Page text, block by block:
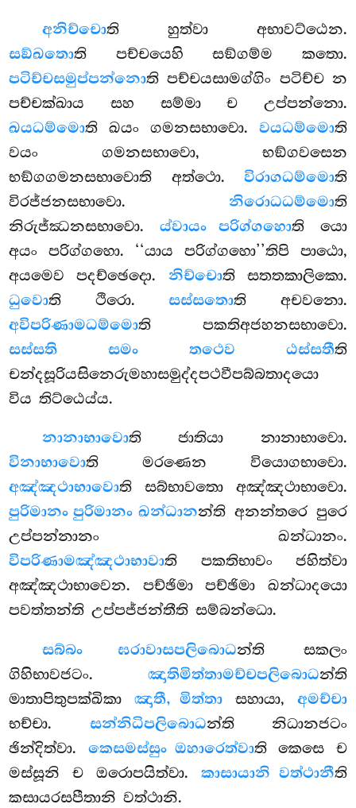
අනිච්චොති හුත්වා අභාවට්ඨෙන.
සඞ්ඛතොති පච්චයෙහි සඞ්ගම්ම කතො.
පටිච්චසමුප්පන්නොති පච්චයසාමග්ගිං පටිච්ච න
පච්චක්ඛාය සහ සම්මා ච උප්පන්නො.
ඛයධම්මොතිඛයං ගමනසභාවො. වයධම්මොති
වයං ගමනසභාවො, භඞ්ගවසෙන
භඞ්ගගමනසභාවොති අත්ථො. විරාගධම්මොති
විරජ්ජනසභාවො. නිරොධධම්මොති
නිරුජ්ඣනසභාවො.ය්වායං පරිග්ගහොති යො
අයං පරිග්ගහො. ‘‘යාය පරිග්ගහො’’තිපි පාඨො,
අයමෙව පදච්ඡෙදො. නිච්චොති සතතකාලිකො.
ධුවොති ථිරො.සස්සතොති අචවනො.
අවිපරිණාමධම්මොති පකතිඅජහනසභාවො.
සස්සති සමං තථෙව ඨස්සතීති
චන්දසූරියසිනෙරුමහාසමුද්දපථවීපබ්බතාදයො
විය තිට්ඨෙය්ය.
නානාභාවොති ජාතියා නානාභාවො.
විනාභාවොති මරණෙන වියොගභාවො.
අඤ්ඤථාභාවොති සබ්භාවතො අඤ්ඤථාභාවො.
පුරිමානං පුරිමානං ඛන්ධානන්ති අනන්තරෙ පුරෙ
උප්පන්නානං ඛන්ධානං.
විපරිණාමඤ්ඤථාභාවාති පකතිභාවං ජහිත්වා
අඤ්ඤථාභාවෙන. පච්ඡිමා පච්ඡිමා ඛන්ධාදයො
පවත්තන්ති උප්පජ්ජන්තීති සම්බන්ධො.
සබ්බං ඝරාවාසපලිබොධන්ති සකලං
ගිහිභාවජටං. ඤාතිමිත්තාමච්චපලිබොධන්ති
මාතාපිතුපක්ඛිකාඤාතී, මිත්තා සහායා, අමච්චා
භච්චා. සන්නිධිපලිබොධන්ති නිධානජටං
ඡින්දිත්වා. කෙසමස්සුං ඔහාරෙත්වාති කෙසෙ ච
මස්සූනි ච ඔරොපයිත්වා. කාසායානි වත්ථානීති
කසායරසපීතානි වත්ථානි.